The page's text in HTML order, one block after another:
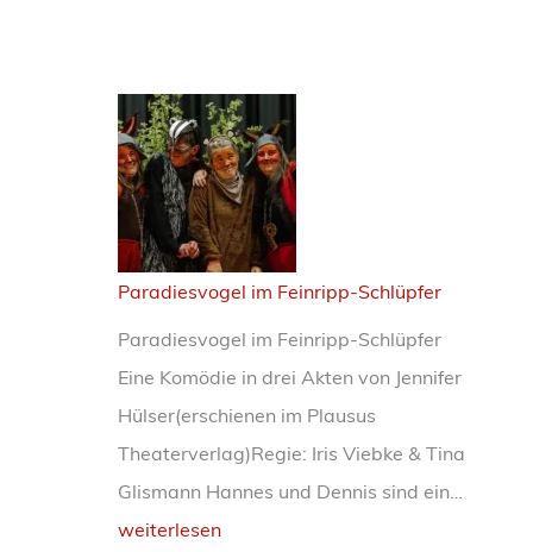
Paradiesvogel im Feinripp-Schlüpfer
Paradiesvogel im Feinripp-Schlüpfer
Eine Komödie in drei Akten von Jennifer
Hülser(erschienen im Plausus
Theaterverlag)Regie: Iris Viebke & Tina
Glismann Hannes und Dennis sind ein…
weiterlesen